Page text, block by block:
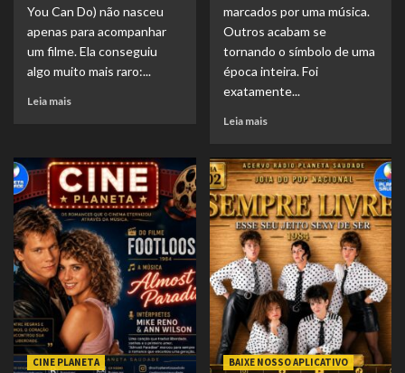
You Can Do) não nasceu
apenas para acompanhar
um filme. Ela conseguiu
algo muito mais raro:...
Leia mais
marcados por uma música.
Outros acabam se
tornando o símbolo de uma
época inteira. Foi
exatamente...
Leia mais
CINE PLANETA BAIXE NOSSO APLICATIVO